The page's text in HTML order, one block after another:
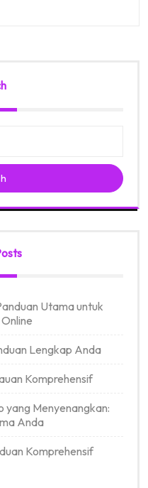
Utama untuk
Lengkap Anda
Komprehensif
yang Menyenangkan:
Anda
Komprehensif